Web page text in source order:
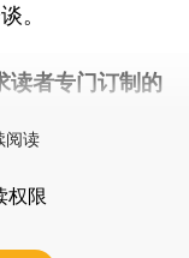
。
读者专门订制的
阅读
权限